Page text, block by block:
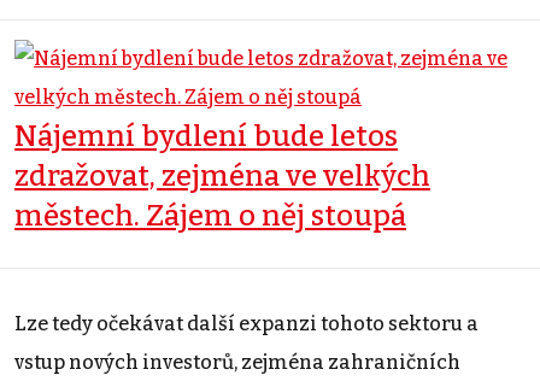
Nájemní bydlení bude letos
zdražovat, zejména ve velkých
městech. Zájem o něj stoupá
Lze tedy očekávat další expanzi tohoto sektoru a
vstup nových investorů, zejména zahraničních